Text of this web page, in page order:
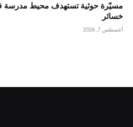
مسيّرة حوثية تستهدف محيط مدرسة
خسائر
أغسطس 7, 2026